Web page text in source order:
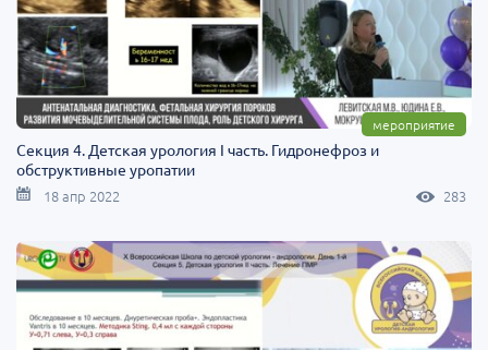
мероприятие
Секция 4. Детская урология I часть. Гидронефроз и
обструктивные уропатии
18 апр 2022 283